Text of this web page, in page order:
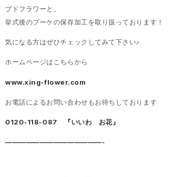
ブドフラワーと、
挙式後のブーケの保存加工を取り扱っております！
気になる方はぜひチェックしてみて下さい♪
ホームページはこちらから
www.xing-flower.com
お電話によるお問い合わせもお待ちしております
0120-118-087 『いいわ お花』
——————————————-